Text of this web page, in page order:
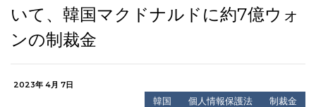
いて、韓国マクドナルドに約7億ウォ
ンの制裁金
2023年 4月 7日
韓国 個人情報保護法 制裁金